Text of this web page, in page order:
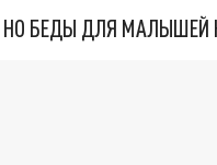
БЕДЫ ДЛЯ МАЛЫШЕЙ